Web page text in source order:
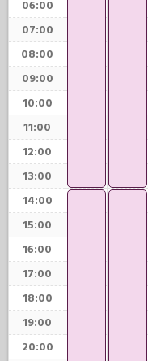
06:00
07:00
08:00
09:00
10:00
11:00
12:00
13:00
14:00
15:00
16:00
17:00
18:00
19:00
20:00